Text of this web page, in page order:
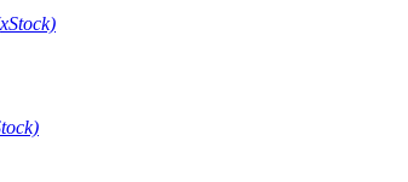
по фьючерсам